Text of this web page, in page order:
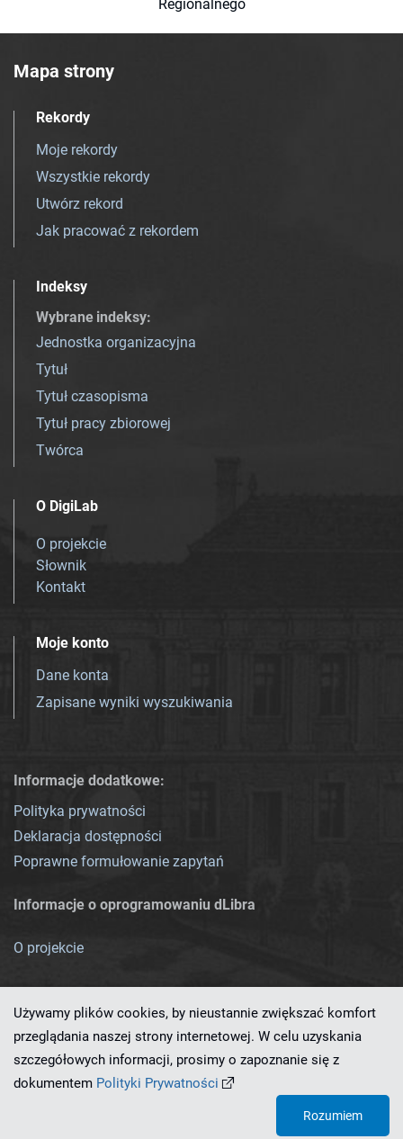
Regionalnego
Mapa strony
Rekordy
Moje rekordy
Wszystkie rekordy
Utwórz rekord
Jak pracować z rekordem
Indeksy
Wybrane indeksy:
Jednostka organizacyjna
Tytuł
Tytuł czasopisma
Tytuł pracy zbiorowej
Twórca
O DigiLab
O projekcie
Słownik
Kontakt
Moje konto
Dane konta
Zapisane wyniki wyszukiwania
Informacje dodatkowe:
Polityka prywatności
Deklaracja dostępności
Poprawne formułowanie zapytań
Informacje o oprogramowaniu dLibra
O projekcie
Ten serwis działa dzięki oprogramowaniu
Używamy plików cookies, by nieustannie zwiększać komfort
przeglądania naszej strony internetowej. W celu uzyskania
szczegółowych informacji, prosimy o zapoznanie się z
dokumentem Polityki Prywatności
Rozumiem